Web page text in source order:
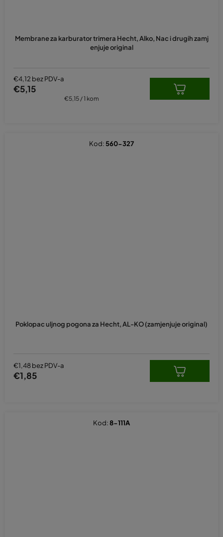
Membrane za karburator trimera Hecht, Alko, Nac i drugih zamj
enjuje original
€4,12 bez PDV-a
€5,15
Izračunaj
€5,15 / 1 kom
Poklopac uljnog pogona za Hecht, AL-KO (zamjenjuje original)
€1,48 bez PDV-a
€1,85
Kod: 560-327
Kod:8-111A